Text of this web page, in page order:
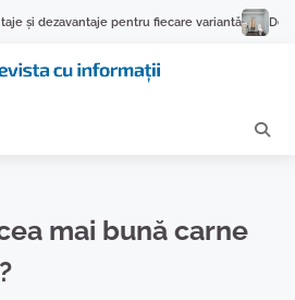
pentru fiecare variantă De ce se blochează
mai bună carne